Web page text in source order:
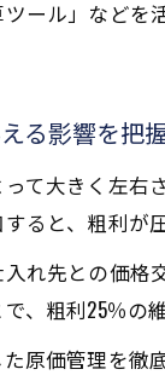
ール」など
る影響を把
て大きく左右
ると、粗利が
れ先との価
、粗利25％の
原価管理を徹